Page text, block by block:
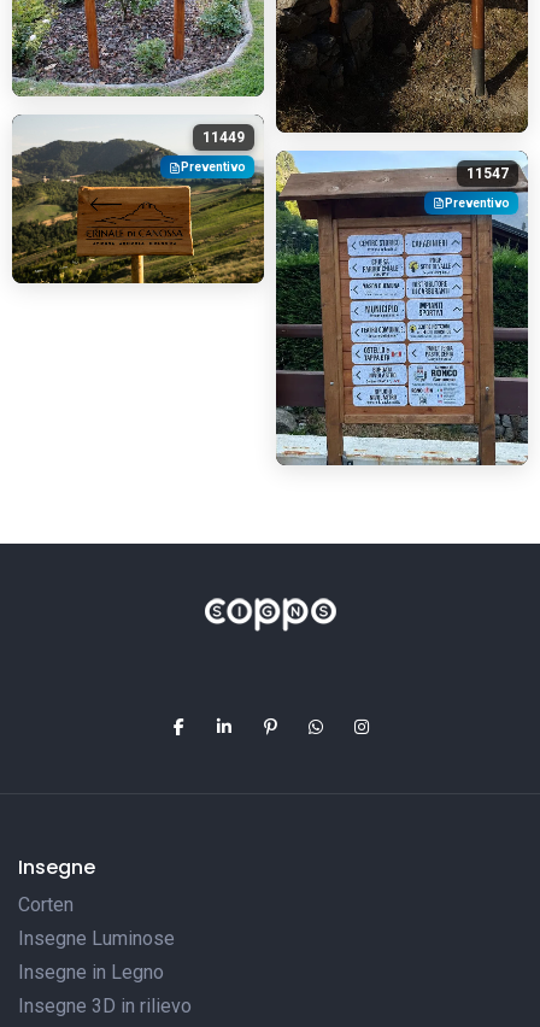
11449
Preventivo 11547
Preventivo
Insegne
Corten
Insegne Luminose
Insegne in Legno
Insegne 3D in rilievo